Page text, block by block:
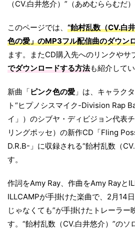
（CV.白井悠介）”（あめむららむだ
このページでは、 “飴村乱数（CV.白
色の愛」のMP3フル配信曲のダウン
ます。またCD購入先へのリンクやサ
でダウンロードする方法も紹介してい
新曲「ピンク色の愛 」は、キャラク
ト“ヒプノシスマイク-Division Rap
イ」）のシブヤ・ディビジョン代表
リングポッセ）の新作CD「Fling
D.R.B-」に収録される“飴村乱数（
す。
作詞をAmy Ray、作曲をAmy Rayと
ILLCAMPが手掛けた楽曲で、2月14
じゃなくても”が手掛けたトレーラー
す。“飴村乱数（CV.白井悠介）”のソ